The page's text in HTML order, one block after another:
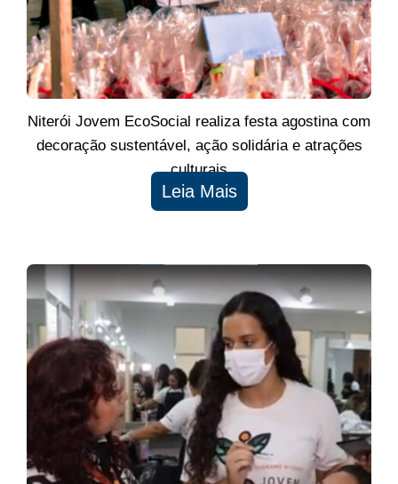
Niterói Jovem EcoSocial realiza festa agostina com
decoração sustentável, ação solidária e atrações
culturais
Leia Mais